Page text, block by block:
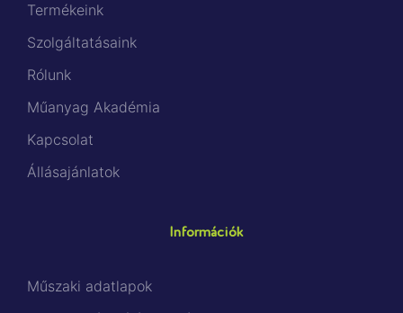
Termékeink
Szolgáltatásaink
Rólunk
Műanyag Akadémia
Kapcsolat
Állásajánlatok
Információk
Műszaki adatlapok